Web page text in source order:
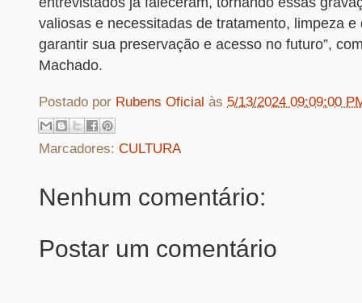
valiosas e necessitadas de tratamento, limpeza e
garantir sua preservação e acesso no futuro”,
Machado.
Postado por Rubens Oficial às 5/13/2024 09:09:00
Marcadores: CULTURA
Nenhum comentário:
Postar um comentário